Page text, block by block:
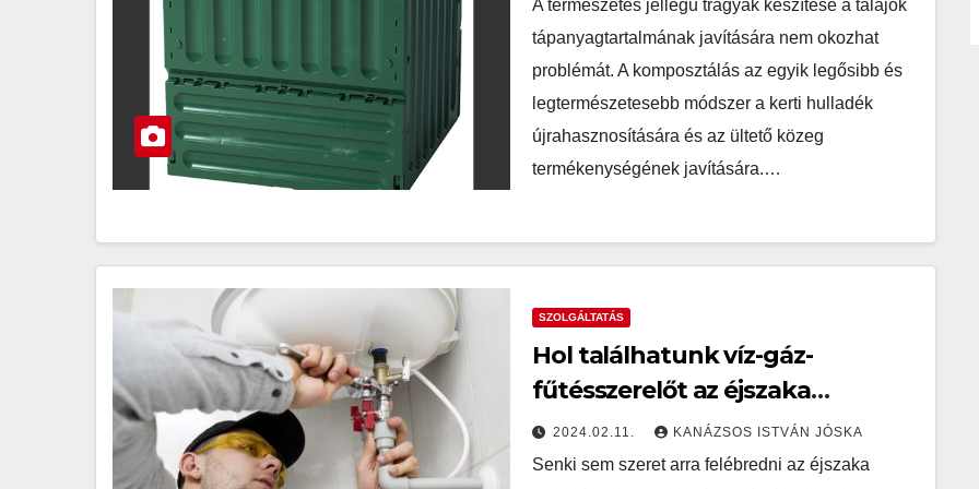
A természetes jellegű trágyák készítése a talajok
tápanyagtartalmának javítására nem okozhat
problémát. A komposztálás az egyik legősibb és
legtermészetesebb módszer a kerti hulladék
újrahasznosítására és az ültető közeg
termékenységének javítására.…
SZOLGÁLTATÁS
Hol találhatunk víz-gáz-
fűtésszerelőt az éjszaka
közepén?
2024.02.11. KANÁZSOS ISTVÁN JÓSKA
Senki sem szeret arra felébredni az éjszaka